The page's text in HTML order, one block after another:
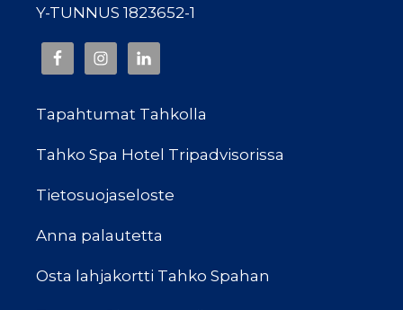
Y-TUNNUS 1823652-1
Tapahtumat Tahkolla
Tahko Spa Hotel Tripadvisorissa
Tietosuojaseloste
Anna palautetta
Osta lahjakortti Tahko Spahan